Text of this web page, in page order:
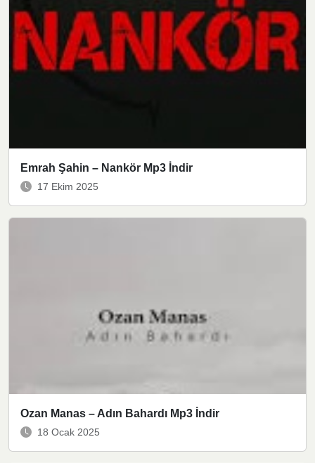
Emrah Şahin – Nankör Mp3 İndir
17 Ekim 2025
Ozan Manas – Adın Bahardı Mp3 İndir
18 Ocak 2025